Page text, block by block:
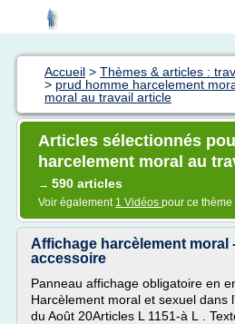
Accueil > Thèmes & articles :
> prud homme harcelement
moral au travail article
Articles sélectionnés
harcelement moral au
→ 590 articles
Voir également 1 Vidéos pour ce thème
Affichage harcèlement moral
accessoire
Panneau affichage obligatoire en
Harcèlement moral et sexuel dans
du Août 20Articles L 1151-à L .